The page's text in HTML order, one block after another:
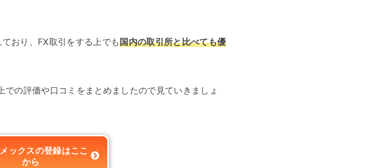
おり、FX取引をする上でも国内の取引所と比べても優
の評価や口コミをまとめましたので見ていきましょ
ックスの登録はここ
から